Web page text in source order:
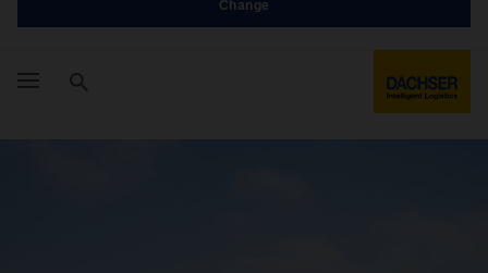
Change